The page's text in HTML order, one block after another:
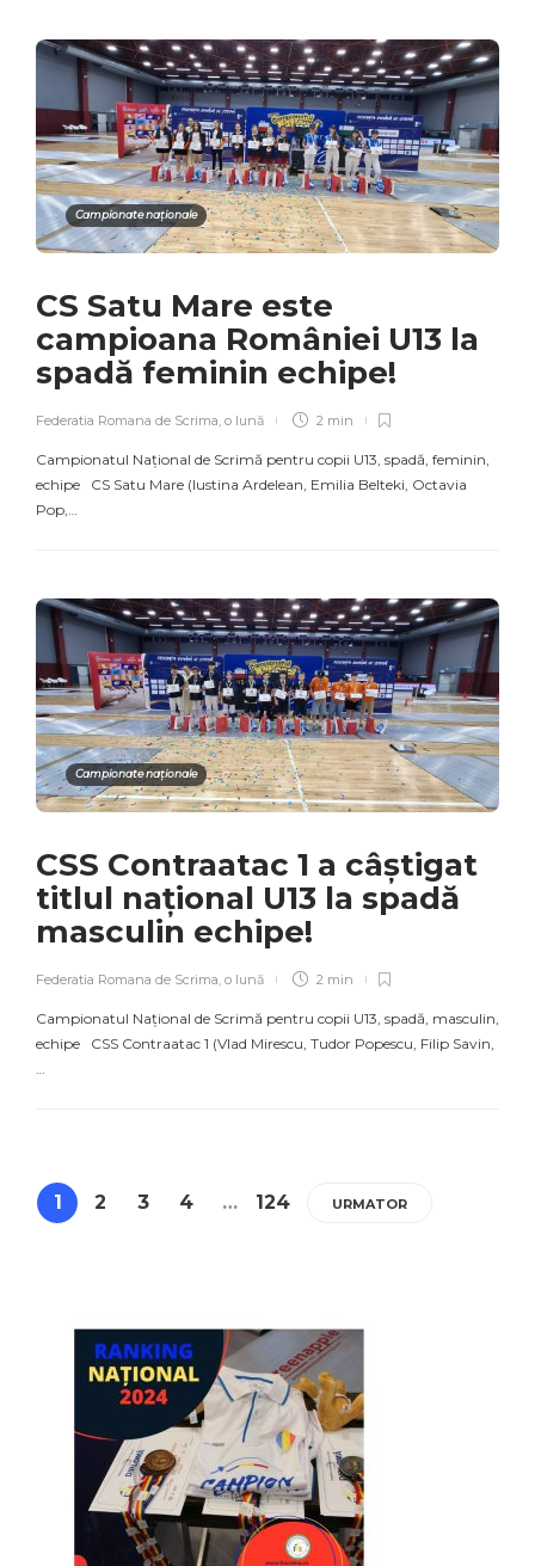
Campionate naționale
CS Satu Mare este
campioana României U13 la
spadă feminin echipe!
Federatia Romana de Scrima, o lună 2 min
Campionatul Național de Scrimă pentru copii U13, spadă, feminin,
echipe CS Satu Mare (Iustina Ardelean, Emilia Belteki, Octavia
Pop,…
Campionate naționale
CSS Contraatac 1 a câștigat
titlul național U13 la spadă
masculin echipe!
Federatia Romana de Scrima, o lună 2 min
Campionatul Național de Scrimă pentru copii U13, spadă, masculin,
echipe CSS Contraatac 1 (Vlad Mirescu, Tudor Popescu, Filip Savin,
…
1 2 3 4 … 124 URMATOR